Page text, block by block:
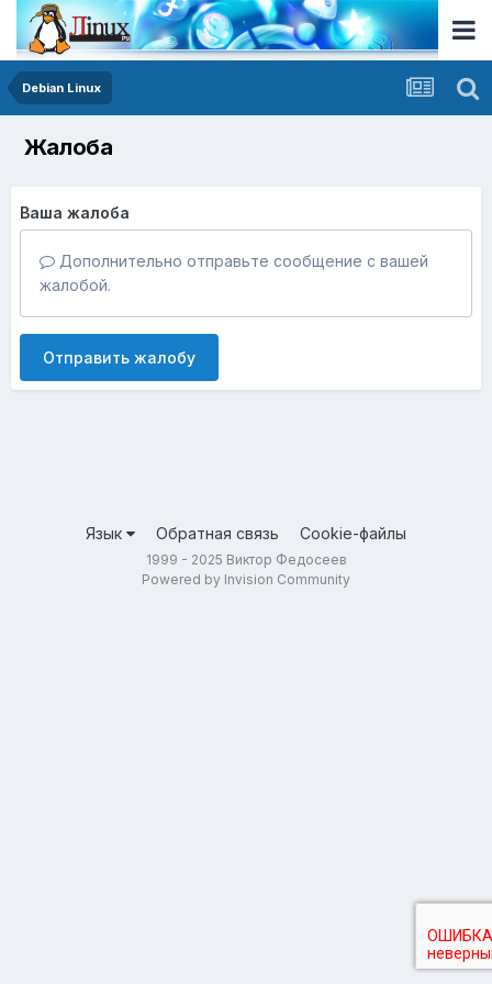
Debian Linux
Жалоба
Ваша жалоба
Дополнительно отправьте сообщение с вашей
жалобой.
Отправить жалобу
Язык Обратная связь Cookie-файлы
1999 - 2025 Виктор Федосеев
Powered by Invision Community